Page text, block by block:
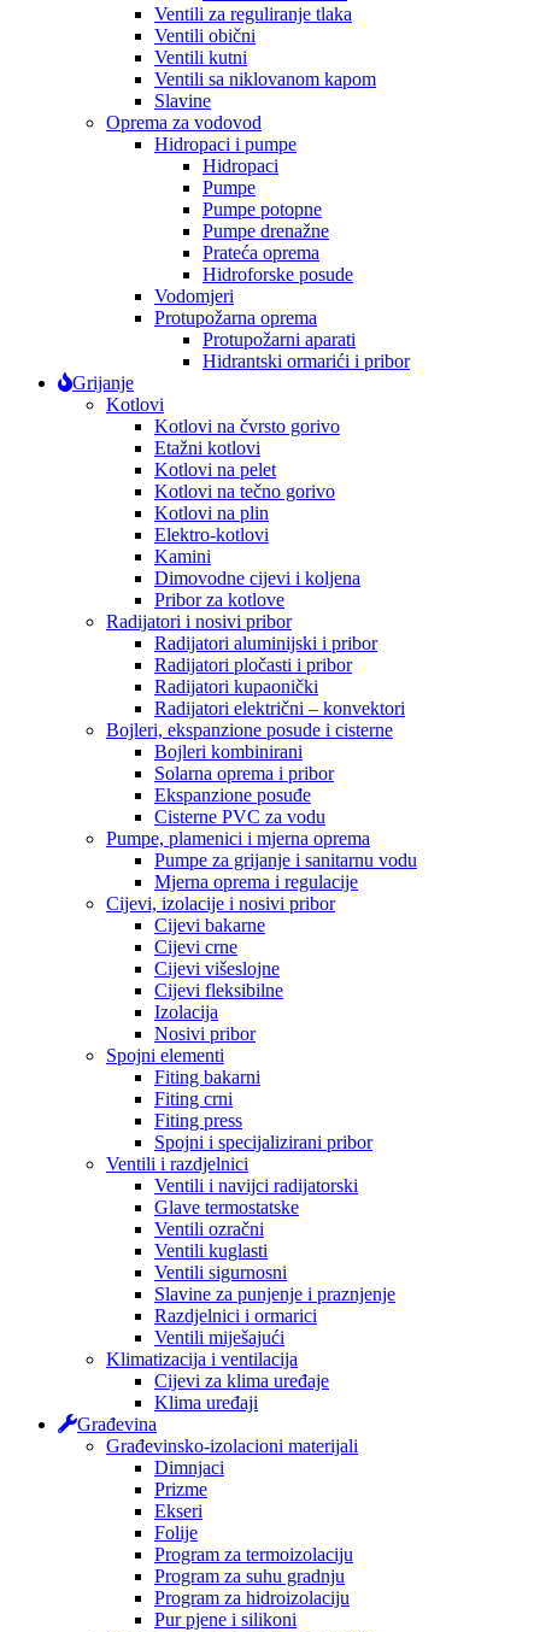
Ventili za reguliranje tlaka
Ventili obični
Ventili kutni
Ventili sa niklovanom kapom
Slavine
Oprema za vodovod
Hidropaci i pumpe
Hidropaci
Pumpe
Pumpe potopne
Pumpe drenažne
Prateća oprema
Hidroforske posude
Vodomjeri
Protupožarna oprema
Protupožarni aparati
Hidrantski ormarići i pribor
Grijanje
Kotlovi
Kotlovi na čvrsto gorivo
Etažni kotlovi
Kotlovi na pelet
Kotlovi na tečno gorivo
Kotlovi na plin
Elektro-kotlovi
Kamini
Dimovodne cijevi i koljena
Pribor za kotlove
Radijatori i nosivi pribor
Radijatori aluminijski i pribor
Radijatori pločasti i pribor
Radijatori kupaonički
Radijatori električni – konvektori
Bojleri, ekspanzione posude i cisterne
Bojleri kombinirani
Solarna oprema i pribor
Ekspanzione posuđe
Cisterne PVC za vodu
Pumpe, plamenici i mjerna oprema
Pumpe za grijanje i sanitarnu vodu
Mjerna oprema i regulacije
Cijevi, izolacije i nosivi pribor
Cijevi bakarne
Cijevi crne
Cijevi višeslojne
Cijevi fleksibilne
Izolacija
Nosivi pribor
Spojni elementi
Fiting bakarni
Fiting crni
Fiting press
Spojni i specijalizirani pribor
Ventili i razdjelnici
Ventili i navijci radijatorski
Glave termostatske
Ventili ozračni
Ventili kuglasti
Ventili sigurnosni
Slavine za punjenje i praznjenje
Razdjelnici i ormarici
Ventili miješajući
Klimatizacija i ventilacija
Cijevi za klima uređaje
Klima uređaji
Građevina
Građevinsko-izolacioni materijali
Dimnjaci
Prizme
Ekseri
Folije
Program za termoizolaciju
Program za suhu gradnju
Program za hidroizolaciju
Pur pjene i silikoni